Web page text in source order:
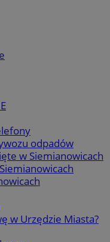
odpadów
w Siemianowicach
w Urzędzie Miasta?